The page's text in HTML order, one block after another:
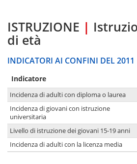
ISTRUZIONE |
di età
INDICATORI AI CONFINI DEL 2011
Indicatore
Incidenza di adulti con diploma o laurea
Incidenza di giovani con istruzione
universitaria
Livello di istruzione dei giovani 15-19 anni
Incidenza di adulti con la licenza media